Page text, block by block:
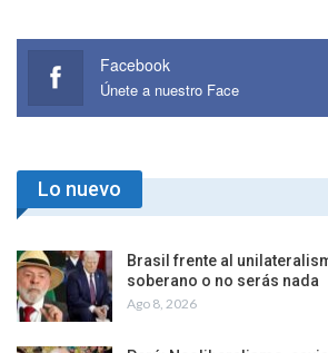
Facebook
Únete a nuestro Face
Lo nuevo
Brasil frente al
soberano o no serás nada
Ago 8, 2026